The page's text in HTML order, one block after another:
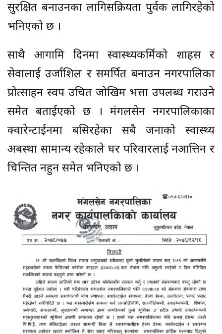
सुरक्षित बनाउनका लागिसक्रियता पुर्वक लागिरहेको
भनिएको छ ।
साथै आगामि दिनमा स्वास्थ्यकर्मिको शाहस र
सेवालाई उर्जाशिल र समर्पित बनाउन नगरपालिका
प्रोत्साहन स्वरुप उचित जोखिम भत्ता उपलब्ध गराउने
समेत बताईएको छ । मंगलसेन नगरपालिकाका
क्वारेन्टाईनमा बसिरहेका सबै जनाको स्वास्थ्य
अबस्था सामान्य रहेकाले घर परिवारलाई नआत्तिन र
चिन्तित नहुन समेत भनिएको छ ।